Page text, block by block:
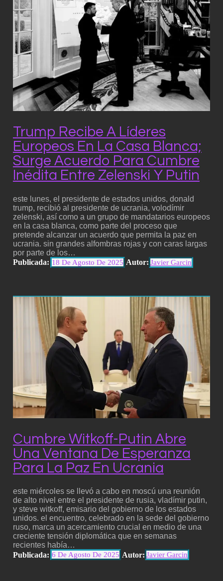
Trump Recibe A Líderes
Europeos En La Casa Blanca;
Surge Acuerdo Para Cumbre
Inédita Entre Zelenski Y Putin
este lunes, el presidente de estados unidos, donald
trump, recibió al presidente de ucrania, volodímir
zelenski, así como a un grupo de mandatarios europeos
en la casa blanca, como parte del proceso que
pretende alcanzar un acuerdo que permita la paz en
ucrania. sin grandes alfombras rojas y con caras largas
por parte de los…
Publicada: 18 De Agosto De 2025 Autor: Javier Garcin
Cumbre Witkoff-Putin Abre
Una Ventana De Esperanza
Para La Paz En Ucrania
este miércoles se llevó a cabo en moscú una reunión
de alto nivel entre el presidente de rusia, vladímir putin,
y steve witkoff, emisario del gobierno de los estados
unidos. el encuentro, celebrado en la sede del gobierno
ruso, marca un acercamiento crucial en medio de una
creciente tensión diplomática que en semanas
recientes había…
Publicada: 6 De Agosto De 2025 Autor: Javier Garcin